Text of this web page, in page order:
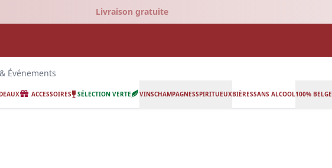
Livraison gratuite
Événements
ACCESSOIRES SÉLECTION VERTE VINSCHAMPAGNESSPIRITUEUXBIÈRESSANS ALCOOL100% BELGE